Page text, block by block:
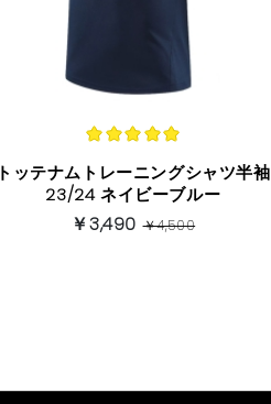
トッテナムトレーニングシャツ半袖
23/24 ネイビーブルー
￥3,490￥4,500